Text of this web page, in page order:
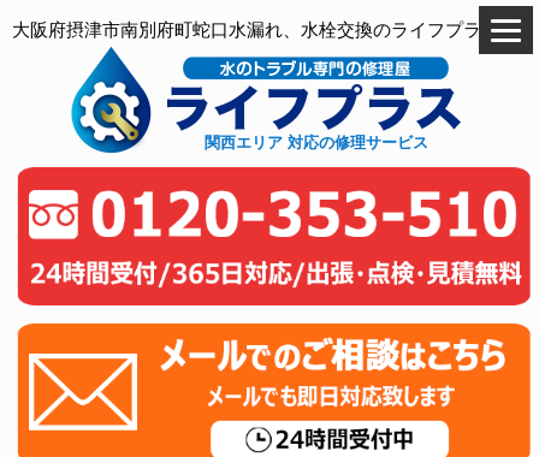
大阪府摂津市南別府町蛇口水漏れ、水栓交換のライフプラス
関西エリア 対応の修理サービス